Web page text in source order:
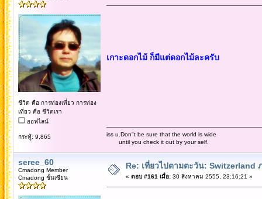
ชีวิต คือ การท่องเที่ยว การท่อง
เที่ยว คือ ชีวิตเรา
ออฟไลน์
กระทู้: 9,865
เกาะดอกไม้ ก็มีแต่ดอกไม้ละครับ
iss u.Don"t be sure that the world is wide
until you check it out by your self.
seree_60
Cmadong Member
Cmadong ชั้นเซียน
Re: เที่ยวไปตามตะวัน: Switzerland
« ตอบ #161 เมื่อ:30 สิงหาคม 2555, 23:16:21 »